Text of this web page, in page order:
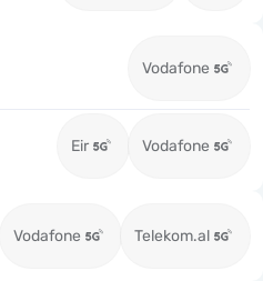
Vodafone
Eir Vodafone
Vodafone Telekom.al